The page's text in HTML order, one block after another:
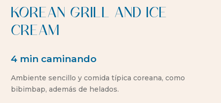
KOREAN GRILL AND ICE
CREAM
4 min caminando
Ambiente sencillo y comida típica coreana, como
bibimbap, además de helados.